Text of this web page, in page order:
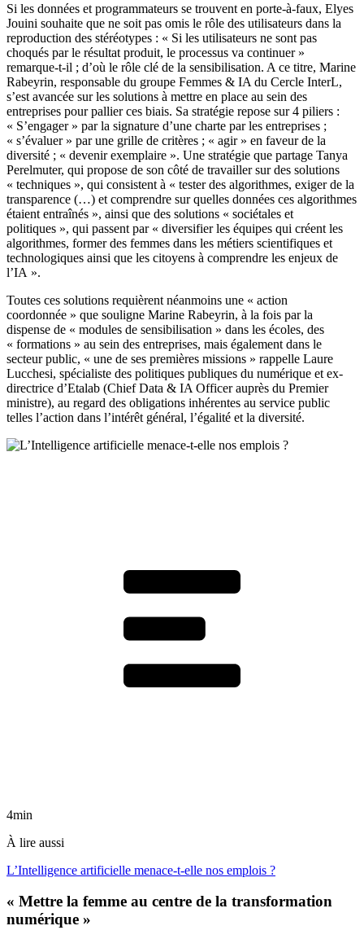
Si les données et programmateurs se trouvent en porte-à-faux, Elyes
Jouini souhaite que ne soit pas omis le rôle des utilisateurs dans la
reproduction des stéréotypes : « Si les utilisateurs ne sont pas
choqués par le résultat produit, le processus va continuer »
remarque-t-il ; d’où le rôle clé de la sensibilisation. A ce titre, Marine
Rabeyrin, responsable du groupe Femmes & IA du Cercle InterL,
s’est avancée sur les solutions à mettre en place au sein des
entreprises pour pallier ces biais. Sa stratégie repose sur 4 piliers :
« S’engager » par la signature d’une charte par les entreprises ;
« s’évaluer » par une grille de critères ; « agir » en faveur de la
diversité ; « devenir exemplaire ». Une stratégie que partage Tanya
Perelmuter, qui propose de son côté de travailler sur des solutions
« techniques », qui consistent à « tester des algorithmes, exiger de la
transparence (…) et comprendre sur quelles données ces algorithmes
étaient entraînés », ainsi que des solutions « sociétales et
politiques », qui passent par « diversifier les équipes qui créent les
algorithmes, former des femmes dans les métiers scientifiques et
technologiques ainsi que les citoyens à comprendre les enjeux de
l’IA ».
Toutes ces solutions requièrent néanmoins une « action
coordonnée » que souligne Marine Rabeyrin, à la fois par la
dispense de « modules de sensibilisation » dans les écoles, des
« formations » au sein des entreprises, mais également dans le
secteur public, « une de ses premières missions » rappelle Laure
Lucchesi, spécialiste des politiques publiques du numérique et ex-
directrice d’Etalab (Chief Data & IA Officer auprès du Premier
ministre), au regard des obligations inhérentes au service public
telles l’action dans l’intérêt général, l’égalité et la diversité.
4min
À lire aussi
L’Intelligence artificielle menace-t-elle nos emplois ?
« Mettre la femme au centre de la transformation
numérique »